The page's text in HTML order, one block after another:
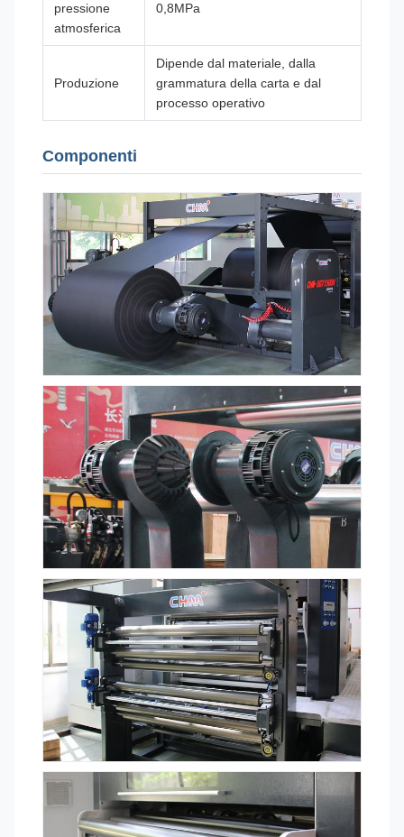
pressione
atmosferica
0,8MPa
Produzione
Dipende dal materiale, dalla
grammatura della carta e dal
processo operativo
Componenti